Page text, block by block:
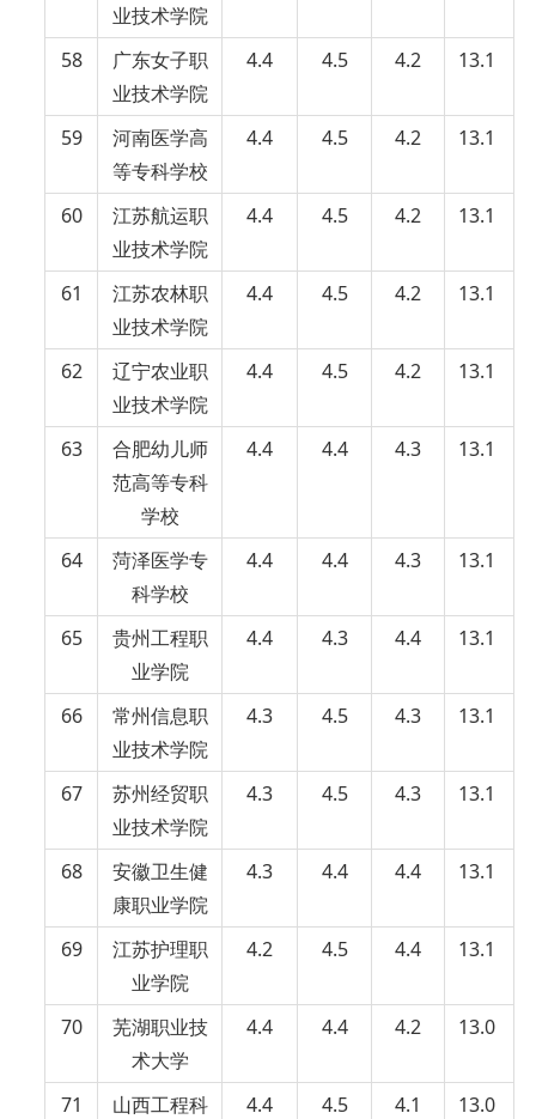
业技术学院
58
广东女子职
业技术学院
4.4 4.5 4.2 13.1
59
河南医学高
等专科学校
4.4 4.5 4.2 13.1
60
江苏航运职
业技术学院
4.4 4.5 4.2 13.1
61
江苏农林职
业技术学院
4.4 4.5 4.2 13.1
62
辽宁农业职
业技术学院
4.4 4.5 4.2 13.1
63
合肥幼儿师
范高等专科
学校
4.4 4.4 4.3 13.1
64
菏泽医学专
科学校
4.4 4.4 4.3 13.1
65
贵州工程职
业学院
4.4 4.3 4.4 13.1
66
常州信息职
业技术学院
4.3 4.5 4.3 13.1
67
苏州经贸职
业技术学院
4.3 4.5 4.3 13.1
68
安徽卫生健
康职业学院
4.3 4.4 4.4 13.1
69
江苏护理职
业学院
4.2 4.5 4.4 13.1
70
芜湖职业技
术大学
4.4 4.4 4.2 13.0
71
山西工程科
4.4 4.5 4.1 13.0